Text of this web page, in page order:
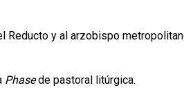
Reducto y al arzobispo
Phasede pastoral litúrgica.